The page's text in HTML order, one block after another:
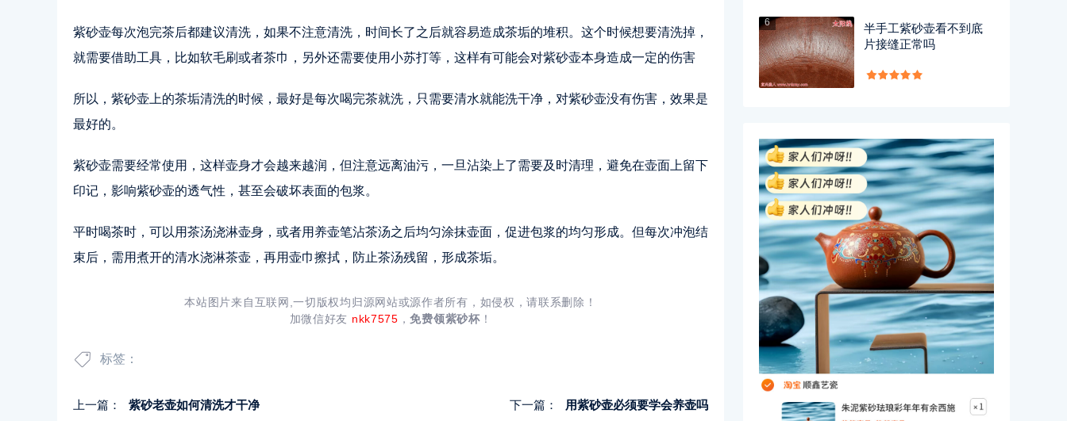
紫砂壶每次泡完茶后都建议清洗，如果不注意清洗，时间长了之后就容易造成茶垢的堆积。这个时候想要清洗掉，
就需要借助工具，比如软毛刷或者茶巾，另外还需要使用小苏打等，这样有可能会对紫砂壶本身造成一定的伤害
所以，紫砂壶上的茶垢清洗的时候，最好是每次喝完茶就洗，只需要清水就能洗干净，对紫砂壶没有伤害，效果是
最好的。
紫砂壶需要经常使用，这样壶身才会越来越润，但注意远离油污，一旦沾染上了需要及时清理，避免在壶面上留下
印记，影响紫砂壶的透气性，甚至会破坏表面的包浆。
平时喝茶时，可以用茶汤浇淋壶身，或者用养壶笔沾茶汤之后均匀涂抹壶面，促进包浆的均匀形成。但每次冲泡结
束后，需用煮开的清水浇淋茶壶，再用壶巾擦拭，防止茶汤残留，形成茶垢。
本站图片来自互联网,一切版权均归源网站或源作者所有，如侵权，请联系删除！
加微信好友 nkk7575 ，免费领紫砂杯！
标签：
上一篇： 紫砂老壶如何清洗才干净 下一篇： 用紫砂壶必须要学会养壶吗
6
半手工紫砂壶看不到底
片接缝正常吗